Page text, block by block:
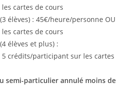
cartes de cours
élèves) : 45€/heure/personne OU
cartes de cours
élèves et plus) :
crédits/participant sur les cartes
semi-particulier annulé moins de